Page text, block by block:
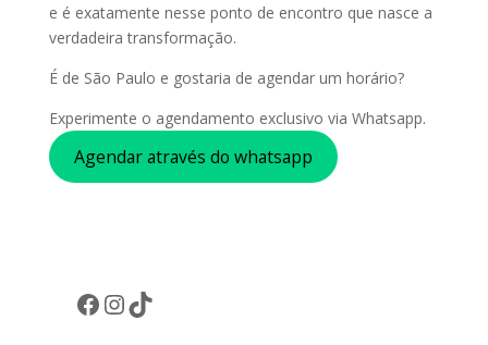
e é exatamente nesse ponto de encontro que nasce a
verdadeira transformação.
É de São Paulo e gostaria de agendar um horário?
Experimente o agendamento exclusivo via Whatsapp.
Agendar através do whatsapp
Facebook
Instagram
TikTok